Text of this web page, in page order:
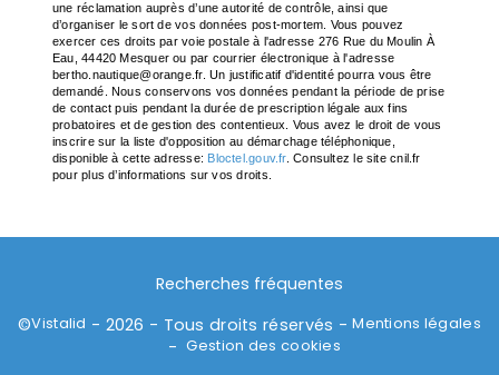
une réclamation auprès d’une autorité de contrôle, ainsi que
d’organiser le sort de vos données post-mortem. Vous pouvez
exercer ces droits par voie postale à l'adresse 276 Rue du Moulin À
Eau, 44420 Mesquer ou par courrier électronique à l'adresse
bertho.nautique@orange.fr. Un justificatif d'identité pourra vous être
demandé. Nous conservons vos données pendant la période de prise
de contact puis pendant la durée de prescription légale aux fins
probatoires et de gestion des contentieux. Vous avez le droit de vous
inscrire sur la liste d'opposition au démarchage téléphonique,
disponible à cette adresse:
Bloctel.gouv.fr. Consultez le site cnil.fr
pour plus d’informations sur vos droits.
Recherches fréquentes
©Vistalid - 2026 - Tous droits réservés -Mentions légales
-Gestion des cookies